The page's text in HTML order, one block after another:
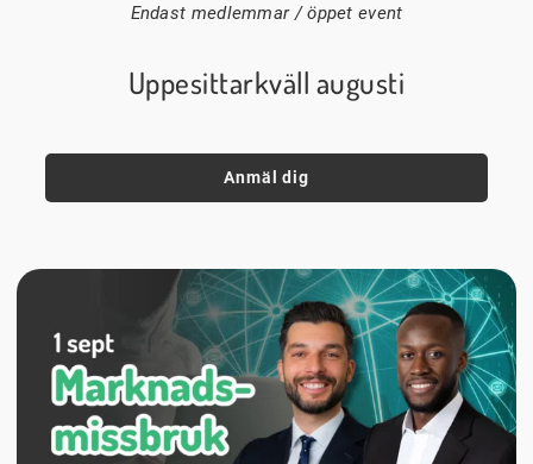
Endast medlemmar / öppet event
Uppesittarkväll augusti
Anmäl dig